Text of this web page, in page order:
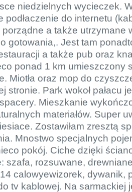
niedzielnych wycieczek.
podłaczenie do internetu
a także utrzymane
gotowania,. Jest tam
a także pub oraz
ponad 1 km umieszczony
Miotła oraz mop do
stronie. Park wokoł pałacu
Mieszkanie
materiałów. Super
Zostawiłam zresztą
Mnostwo specjalnych
pokój. Ciche dzięki
szafa, rozsuwane,
14 calowyewizorek, dywanik,
tv kablowej. Na sarmackiej